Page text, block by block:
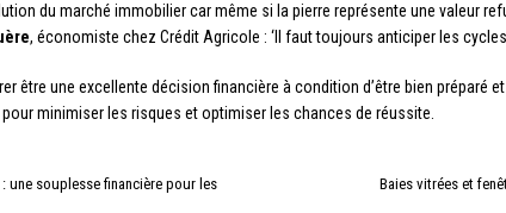
du marché immobilier car même si la pierre représente une valeur
, économiste chez Crédit Agricole : ‘Il faut toujours anticiper les
être une excellente décision financière à condition d’être bien préparé
minimiser les risques et optimiser les chances de réussite.
une souplesse financière pour les
Baies vitrées et